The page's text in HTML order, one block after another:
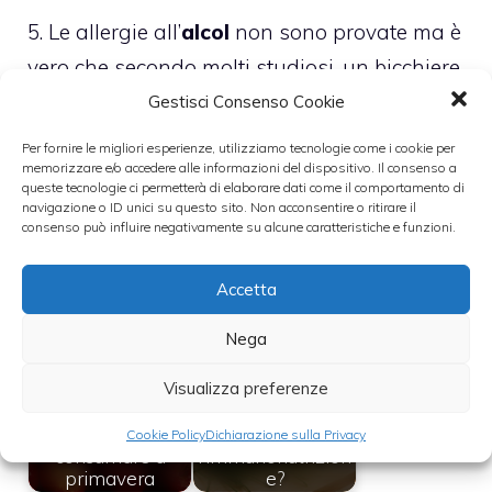
Gestisci Consenso Cookie
Per fornire le migliori esperienze, utilizziamo tecnologie come i cookie per
memorizzare e/o accedere alle informazioni del dispositivo. Il consenso a
queste tecnologie ci permetterà di elaborare dati come il comportamento di
navigazione o ID unici su questo sito. Non acconsentire o ritirare il
consenso può influire negativamente su alcune caratteristiche e funzioni.
Accetta
Nega
Visualizza preferenze
Cookie PolicyDichiarazione sulla Privacy
5. Le allergie all’alcol non sono provate ma è
vero che secondo molti studiosi, un bicchiere
di vino, uno solo, può scatenera reazioni
allergiche nelle persone che soffrono di
allergie stagionali. Consumare alcol con
moderazione quindi e mai nei periodi in cui
l’allergia attraversa la sua fase acuta.
Leggi anche:
allergie da
primavera
Che cos'è
e?